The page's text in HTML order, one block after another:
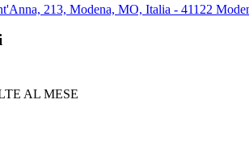
213, Modena, MO, Italia - 41122
AL MESE